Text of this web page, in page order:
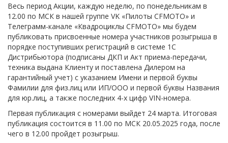
Весь период Акции, каждую неделю, по понедельникам в
12.00 по МСК в нашей группе VK «Пилоты CFMOTO» и
Телеграмм-канале «Квадроциклы CFMOTO» мы будем
публиковать присвоенные номера участников розыгрыша в
порядке поступивших регистраций в системе 1С
Дистрибьютора (подписаны ДКП и Акт приема-передачи,
техника выдана Клиенту и поставлена Дилером на
гарантийный учет) с указанием Имени и первой буквы
Фамилии для физ.лиц или ИП/ООО и первой буквы Названия
для юр.лиц, а также последних 4-х цифр VIN-номера.
Первая публикация с номерами выйдет 24 марта. Итоговая
публикация состоится в 11.00 по МСК 20.05.2025 года, после
чего в 12.00 пройдет розыгрыш.